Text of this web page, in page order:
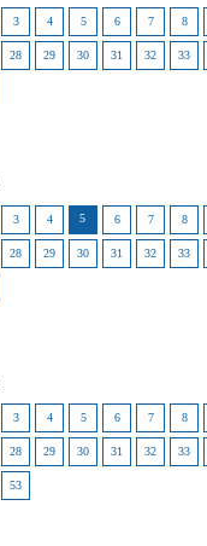
3 4 5 6 7 8
28 29 30 31 32 33
3 4 5 6 7 8
28 29 30 31 32 33
3 4 5 6 7 8
28 29 30 31 32 33
53